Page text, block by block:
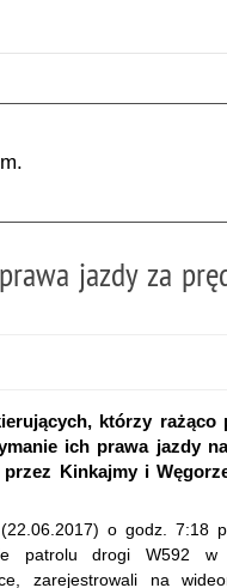
jazdy za
którzy rażąco
ich prawa jazdy
Kinkajmy i
o godz. 7:18
patrolu drogi W592 w
zarejestrowali na